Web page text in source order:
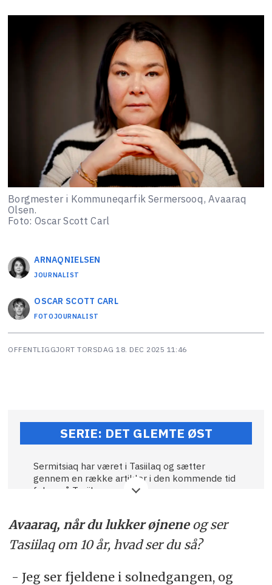
Borgmester i Kommuneqarfik Sermersooq, Avaaraq
Olsen.
Foto: Oscar Scott Carl
ARNAQNIELSEN
JOURNALIST
OSCAR SCOTT CARL
FOTOJOURNALIST
OFFENTLIGGJORT TORSDAG 18. DEC 2025 11:46
SERIE: DET GLEMTE ØST
Sermitsiaq har været i Tasiilaq og sætter
gennem en række artikler i den kommende tid
fokus på Tasiilaq-området.
udfordringer og muligheder, som de cirka 2.500
lokale oplever.
Avaaraq, når du lukker øjneneog ser
Tasiilaq om 10 år, hvad ser du så?
- Jeg ser fjeldene i solnedgangen, og